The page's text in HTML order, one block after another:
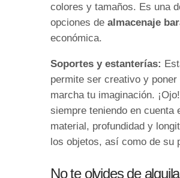
colores y tamaños. Es una
opciones de almacenaje
económica.
Soportes y estanterías:
permite ser creativo y poner
marcha tu imaginación. ¡Ojo!
siempre teniendo en cuenta
material, profundidad y
los objetos, así como de su
No te olvides de